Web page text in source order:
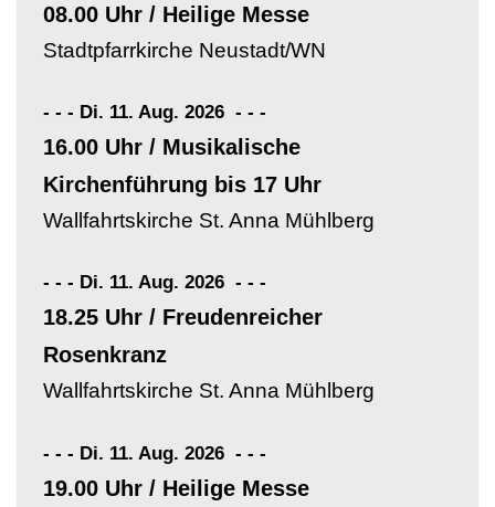
08.00 Uhr / Heilige Messe
Stadtpfarrkirche Neustadt/WN
- - - Di. 11. Aug. 2026 - - -
16.00 Uhr / Musikalische
Kirchenführung bis 17 Uhr
Wallfahrtskirche St. Anna Mühlberg
- - - Di. 11. Aug. 2026 - - -
18.25 Uhr / Freudenreicher
Rosenkranz
Wallfahrtskirche St. Anna Mühlberg
- - - Di. 11. Aug. 2026 - - -
19.00 Uhr / Heilige Messe